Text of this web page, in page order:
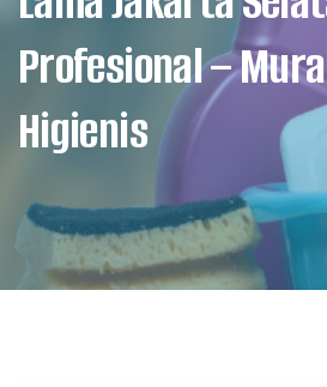
Profesional –
Higienis